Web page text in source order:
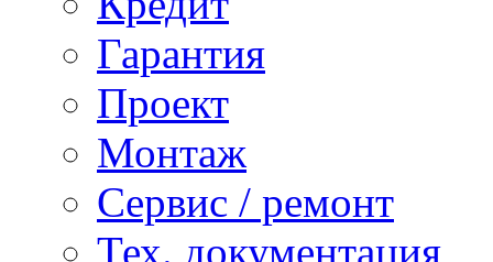
Гарантия
Проект
Монтаж
Сервис / ремонт
Тех. документация